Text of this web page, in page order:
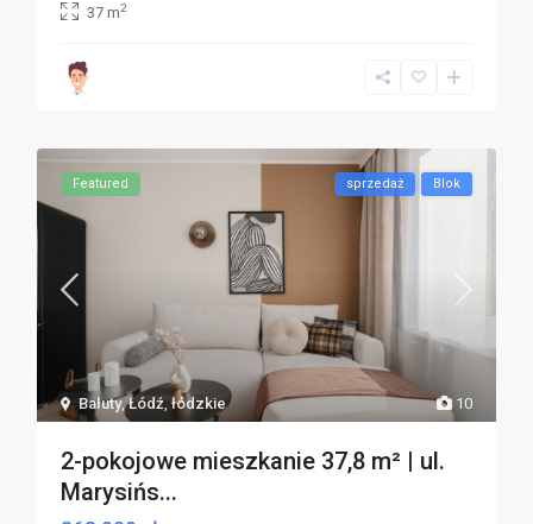
37 m2
10
Bałuty,Łódź,łódzkie
Featured sprzedaż Blok
2-pokojowe mieszkanie 37,8 m² | ul.
Marysińs...